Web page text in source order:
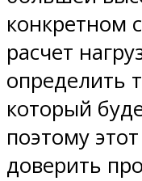
конкретном
расчет
определить
который
поэтому
доверить